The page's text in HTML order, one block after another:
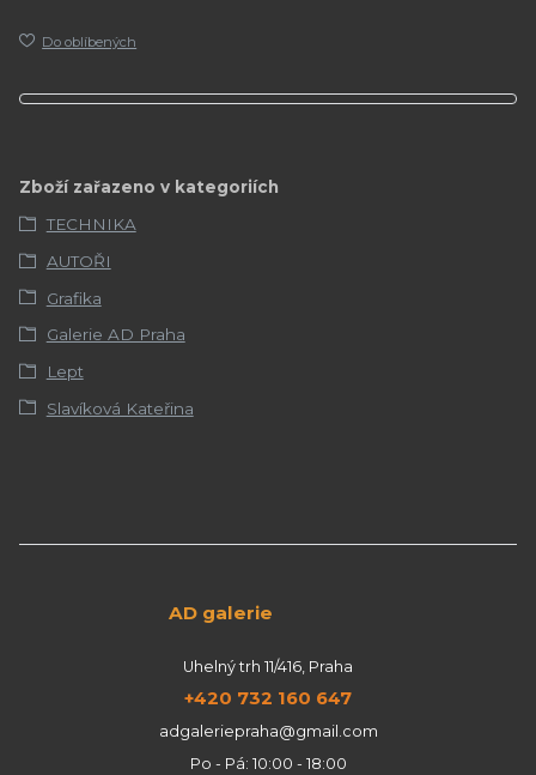
Do oblíbených
Zboží zařazeno v kategoriích
TECHNIKA
AUTOŘI
Grafika
Galerie AD Praha
Lept
Slavíková Kateřina
AD galerie
Uhelný trh 11/416, Praha
+420 732 160 647
adgaleriepraha@gmail.com
Po - Pá: 10:00 - 18:00